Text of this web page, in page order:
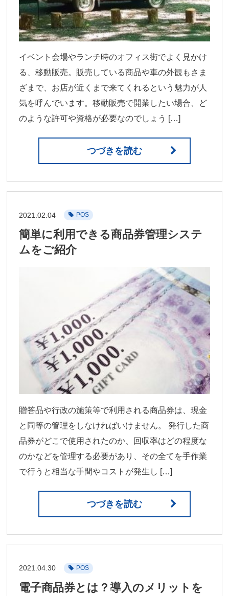
イベント会場やランチ時のオフィス街でよく見かけ
る、移動販売。販売している商品や車の外観もさま
ざまで、お店が近くまで来てくれるという魅力が人
気を呼んでいます。移動販売で開業したい場合、ど
のような許可や資格が必要なのでしょう […]
つづきを読む
2021.02.04 POS
簡単に利用できる商品券管理システ
ムをご紹介
贈答品や行政の施策等で利用される商品券は、現金
と同等の管理をしなければいけません。 発行した商
品券がどこで使用されたのか、回収率はどの程度な
のかなどを管理する必要があり、その全てを手作業
で行うと相当な手間やコストが発生し […]
つづきを読む
2021.04.30 POS
電子商品券とは？導入のメリットを